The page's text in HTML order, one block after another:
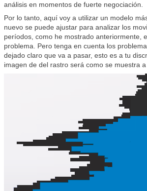
análisis en momentos de fuerte negociación.
Por lo tanto, aquí voy a utilizar un modelo
nuevo se puede ajustar para analizar los
períodos, como he mostrado anteriormente,
problema. Pero tenga en cuenta los
dejado claro que va a pasar, esto es a tu
imagen de del rastro será como se muestra